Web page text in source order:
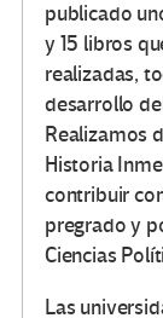
publicado
y 15 libros
realizadas,
desarrollo
Realizamos
Historia
contribuir
pregrado y
Ciencias
Las